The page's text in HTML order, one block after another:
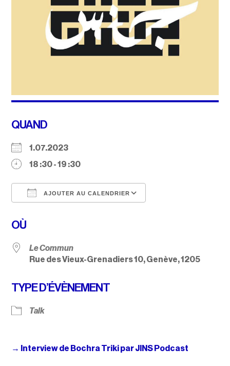
QUAND
1.07.2023
18 :30 - 19 :30
AJOUTER AU CALENDRIER
OÙ
Le Commun
Rue des Vieux-Grenadiers 10, Genève, 1205
TYPE D’ÉVÈNEMENT
Talk
→ Interview de Bochra Triki par JINS Podcast